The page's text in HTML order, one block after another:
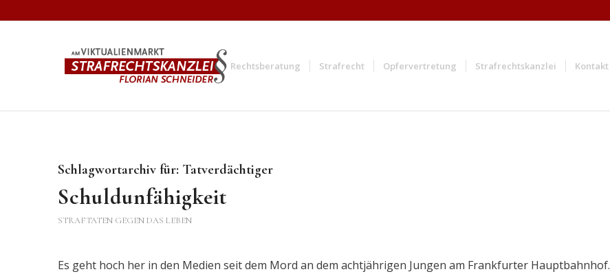
Rechtsberatung Strafrecht Opfervertretung Strafrechtskanzlei Kontakt
Schlagwortarchiv für: Tatverdächtiger
Schuldunfähigkeit
STRAFTATEN GEGEN DAS LEBEN
Es geht hoch her in den Medien seit dem Mord an dem achtjährigen Jungen am Frankfurter Hauptbahnhof.